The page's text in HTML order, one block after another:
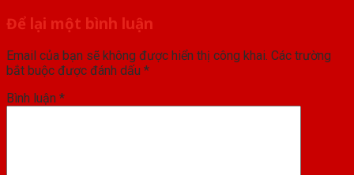
Để lại một bình luận
Email của bạn sẽ không được hiển thị công khai. Các trường
bắt buộc được đánh dấu *
Bình luận *